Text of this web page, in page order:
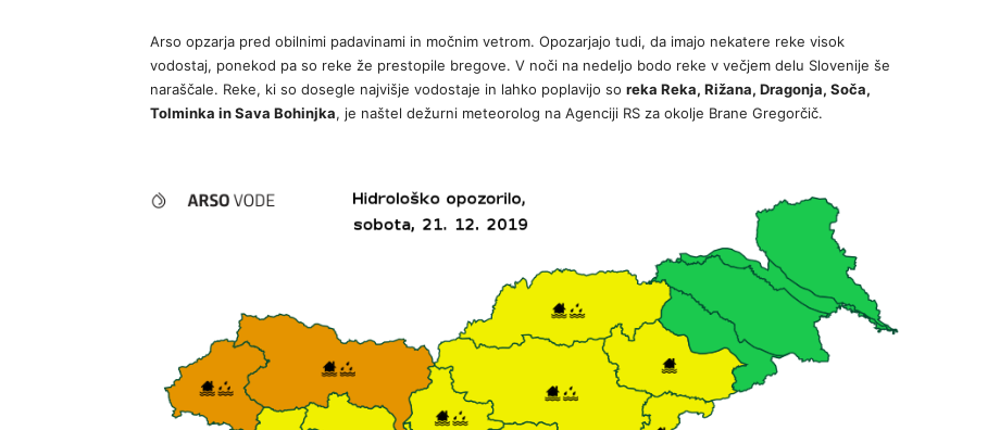
Arso opzarja pred obilnimi padavinami in močnim vetrom. Opozarjajo tudi, da imajo nekatere reke visok
vodostaj, ponekod pa so reke že prestopile bregove. V noči na nedeljo bodo reke v večjem delu Slovenije še
naraščale. Reke, ki so dosegle najvišje vodostaje in lahko poplavijo so reka Reka, Rižana, Dragonja, Soča,
Tolminka in Sava Bohinjka, je naštel dežurni meteorolog na Agenciji RS za okolje Brane Gregorčič.